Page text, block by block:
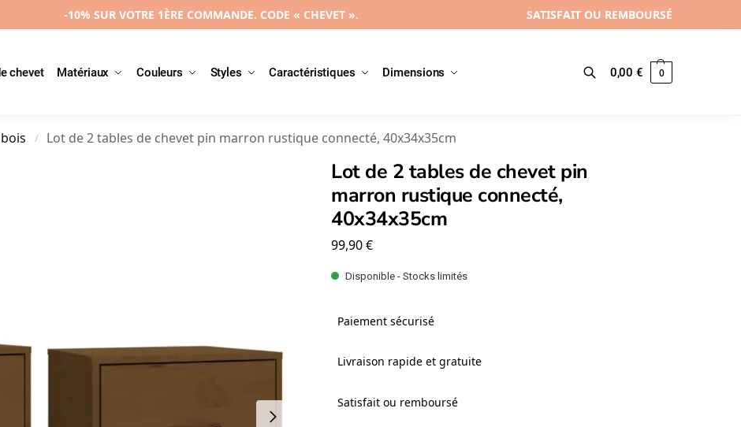
-10% SUR VOTRE 1ÈRE COMMANDE. CODE « CHEVET ». SATISFAIT OU REMBOURSÉ
chevet Matériaux Couleurs Styles Caractéristiques Dimensions
Recherche 0,00€ 0
/ Lot de 2 tables de chevet pin marron rustique connecté, 40x34x35cm
Lot de 2 tables de chevet pin
marron rustique connecté,
40x34x35cm
99,90€
Disponible - Stocks limités
Paiement sécurisé
Livraison rapide et gratuite
Satisfait ou remboursé